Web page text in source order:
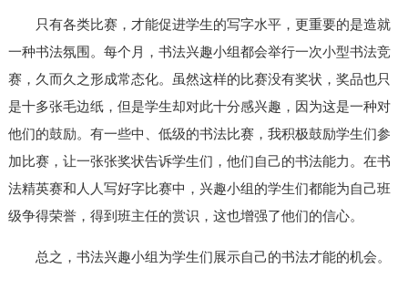
只有各类比赛，才能促进学生的写字水平，更重要的是造就
一种书法氛围。每个月，书法兴趣小组都会举行一次小型书法竞
赛，久而久之形成常态化。虽然这样的比赛没有奖状，奖品也只
是十多张毛边纸，但是学生却对此十分感兴趣，因为这是一种对
他们的鼓励。有一些中、低级的书法比赛，我积极鼓励学生们参
加比赛，让一张张奖状告诉学生们，他们自己的书法能力。在书
法精英赛和人人写好字比赛中，兴趣小组的学生们都能为自己班
级争得荣誉，得到班主任的赏识，这也增强了他们的信心。
总之，书法兴趣小组为学生们展示自己的书法才能的机会。